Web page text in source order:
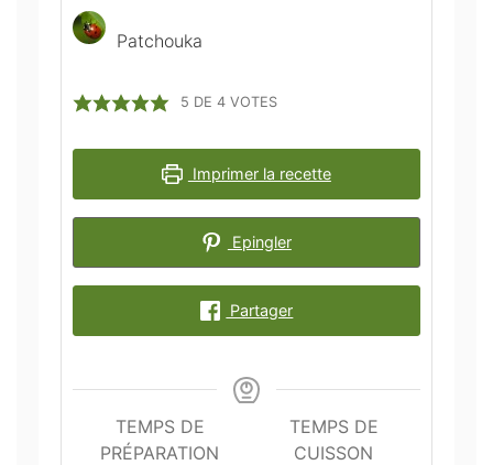
Patchouka
5 DE 4VOTES
Imprimer la recette
Epingler
Partager
TEMPS DE
PRÉPARATION
TEMPS DE
CUISSON